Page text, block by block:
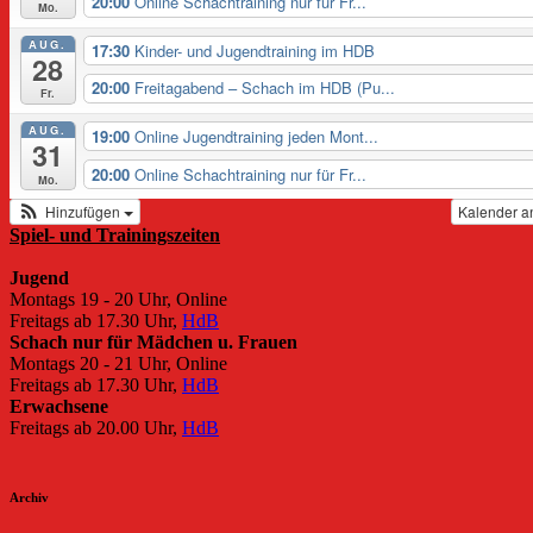
Mo.
AUG.
28
Fr.
17:30 Kinder- und Jugendtraining im HDB
20:00 Freitagabend – Schach im HDB (Pu...
AUG.
31
Mo.
19:00 Online Jugendtraining jeden Mont...
20:00 Online Schachtraining nur für Fr...
Kalender
Hinzufügen
Spiel- und Trainingszeiten
Jugend
Montags 19 - 20 Uhr, Online
Freitags ab 17.30 Uhr, HdB
Schach nur für Mädchen u. Frauen
Montags 20 - 21 Uhr, Online
Freitags ab 17.30 Uhr, HdB
Erwachsene
Freitags ab 20.00 Uhr, HdB
Archiv